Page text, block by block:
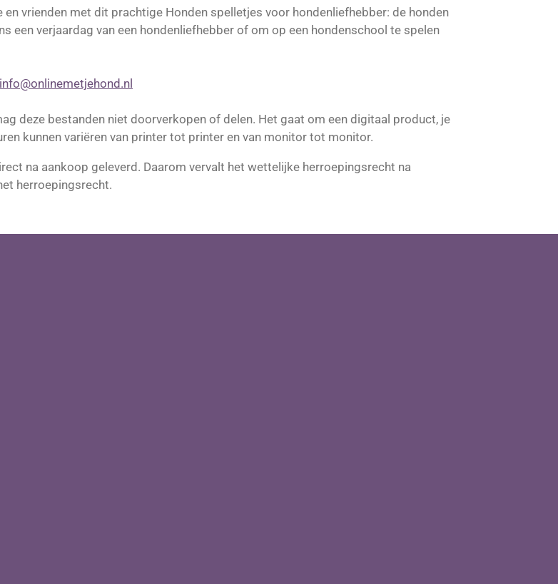
vrienden met dit prachtige Honden spelletjes voor hondenliefhebber: de honden
een verjaardag van een hondenliefhebber of om op een hondenschool te spelen
info@onlinemetjehond.nl
deze bestanden niet doorverkopen of delen. Het gaat om een digitaal product, je
kunnen variëren van printer tot printer en van monitor tot monitor.
na aankoop geleverd. Daarom vervalt het wettelijke herroepingsrecht na
herroepingsrecht.